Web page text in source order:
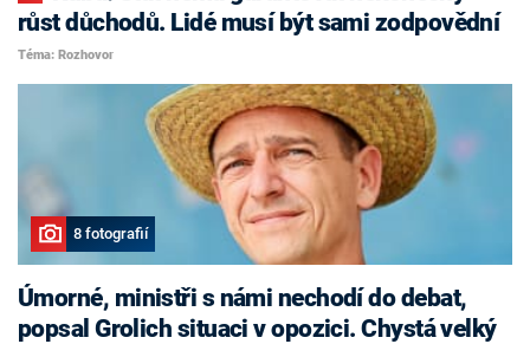
růst důchodů. Lidé musí být sami zodpovědní
Téma: Rozhovor
8 fotografií
Úmorné, ministři s námi nechodí do debat,
popsal Grolich situaci v opozici. Chystá velký